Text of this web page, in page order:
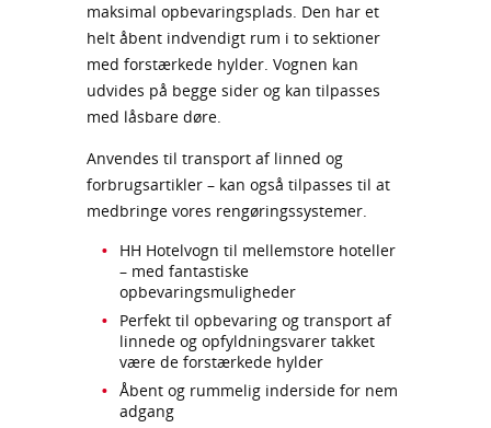
maksimal opbevaringsplads. Den har et
helt åbent indvendigt rum i to sektioner
med forstærkede hylder. Vognen kan
udvides på begge sider og kan tilpasses
med låsbare døre.
Anvendes til transport af linned og
forbrugsartikler – kan også tilpasses til at
medbringe vores rengøringssystemer.
HH Hotelvogn til mellemstore hoteller
– med fantastiske
opbevaringsmuligheder
Perfekt til opbevaring og transport af
linnede og opfyldningsvarer takket
være de forstærkede hylder
Åbent og rummelig inderside for nem
adgang